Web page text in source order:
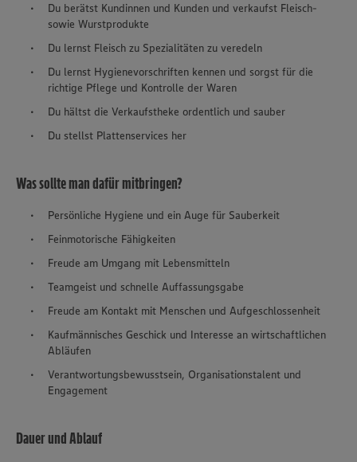
Du berätst Kundinnen und Kunden und verkaufst Fleisch-
sowie Wurstprodukte
Du lernst Fleisch zu Spezialitäten zu veredeln
Du lernst Hygienevorschriften kennen und sorgst für die
richtige Pflege und Kontrolle der Waren
Du hältst die Verkaufstheke ordentlich und sauber
Du stellst Plattenservices her
Was sollte man dafür mitbringen?
Persönliche Hygiene und ein Auge für Sauberkeit
Feinmotorische Fähigkeiten
Freude am Umgang mit Lebensmitteln
Teamgeist und schnelle Auffassungsgabe
Freude am Kontakt mit Menschen und Aufgeschlossenheit
Kaufmännisches Geschick und Interesse an wirtschaftlichen
Abläufen
Verantwortungsbewusstsein, Organisationstalent und
Engagement
Dauer und Ablauf